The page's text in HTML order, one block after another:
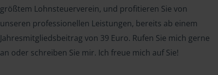
größtem Lohnsteuerverein, und profitieren Sie von
unseren professionellen Leistungen, bereits ab einem
Jahresmitgliedsbeitrag von 39 Euro. Rufen Sie mich gerne
an oder schreiben Sie mir. Ich freue mich auf Sie!